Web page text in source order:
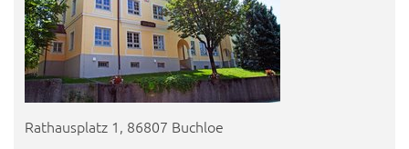
Rathausplatz 1, 86807 Buchloe